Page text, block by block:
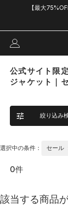
【最大
公式サイト限
ジャケット｜
絞り込み
選択中の条件： セール
0件
該当する商品